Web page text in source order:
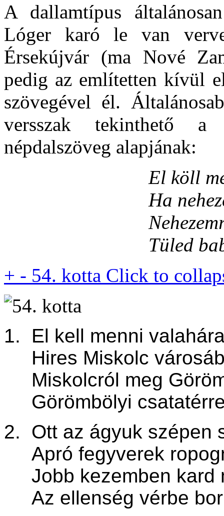
A dallamtípus
Lóger karó le van
Érsekújvár (ma Nové
pedig az említetten kívül
szövegével él.
versszak tekinthető a
népdalszöveg alapjának:
El köll
Ha
Tüled
+ - 54. kotta Click to
1. El kell menni
Hires Miskolc
Miskolcról meg
Görömbölyi
2. Ott az ágyuk szépen
Apró fegyverek
Jobb kezemben kard
Az ellenség vérbe